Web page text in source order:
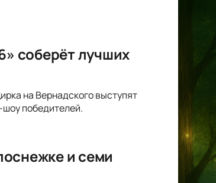
соберёт лучших
на Вернадского выступят
победителей.
и семи